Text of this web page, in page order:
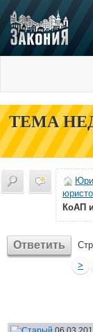
ТЕМА
КоАП
Ответить
>